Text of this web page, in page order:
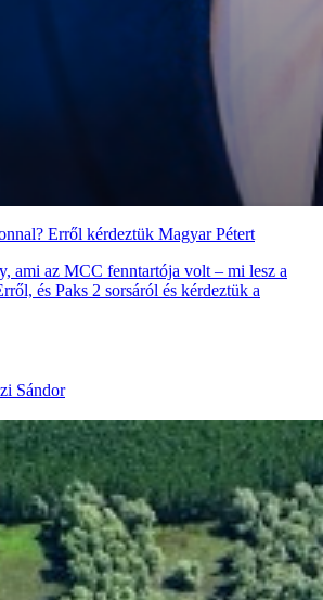
Erről kérdeztük Magyar Pétert
ami az MCC fenntartója volt – mi lesz a
és Paks 2 sorsáról és kérdeztük a
Sándor